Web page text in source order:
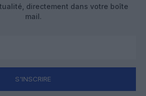
directement dans votre boîte
mail.
S'INSCRIRE